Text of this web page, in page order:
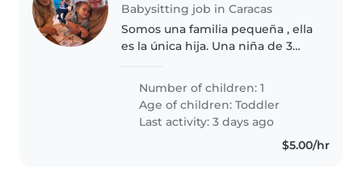
Babysitting job in Caracas
Somos una familia pequeña , ella
es la única hija. Una niña de 3
Number of children: 1
Age of children:Toddler
Last activity: 3 days ago
$5.00/hr